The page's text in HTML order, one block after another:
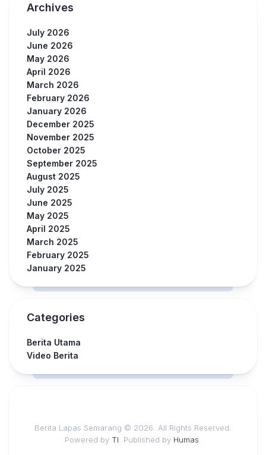
Archives
July 2026
June 2026
May 2026
April 2026
March 2026
February 2026
January 2026
December 2025
November 2025
October 2025
September 2025
August 2025
July 2025
June 2025
May 2025
April 2025
March 2025
February 2025
January 2025
Categories
Berita Utama
Video Berita
Berita Lapas Semarang © 2026. All Rights Reserved.
Powered by TI . Published by Humas